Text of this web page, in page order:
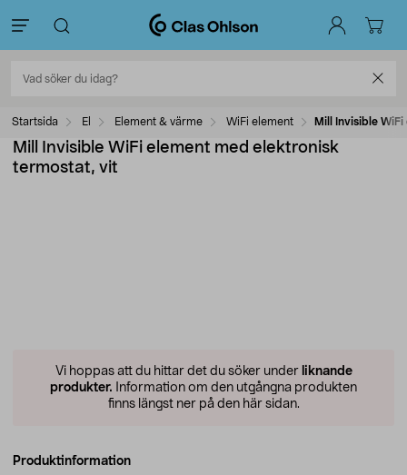
Startsida El Element & värme WiFi element Mill Invisible
Mill Invisible WiFi element med elektronisk
termostat, vit
Vi hoppas att du hittar det du söker under liknande
produkter. Information om den utgångna produkten
finns längst ner på den här sidan.
Produktinformation